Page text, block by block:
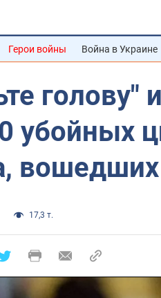
Герои войны Война в Украине
голову"
убойных
17,3 т.